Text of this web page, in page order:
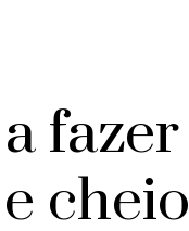
fazer
cheio